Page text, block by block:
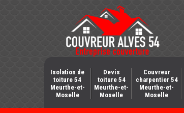
Isolation de
toiture 54
Meurthe-et-
Moselle
Devis
toiture 54
Meurthe-et-
Moselle
Couvreur
charpentier 54
Meurthe-et-
Moselle